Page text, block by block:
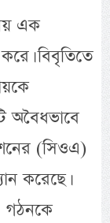
এক
করে। বিবৃতিতে
অবৈধভাবে
(সিওএ)
করেছে।
গঠনকে